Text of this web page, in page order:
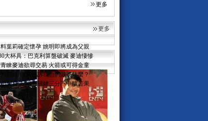
更多
更多
“小姚明” 一胎N個或是最理想
晚十點就寢 曝因顧忌身高更想要男孩
大杯具：巴克利算盤破滅 麥迪悽慘
睞麥迪欲尋交易 火箭或可得金童
問題:你來告訴我他們做了什麼？
王變身失誤狂 關鍵三分不中釀苦果
先練內功 保羅面前他怎敢稱第三
一擊轉乾坤 韋斯特再成火箭噩夢
機無力掙扎 賽季首度6犯籃板新低
不斷致敗 末節崩盤綜合症死灰復燃